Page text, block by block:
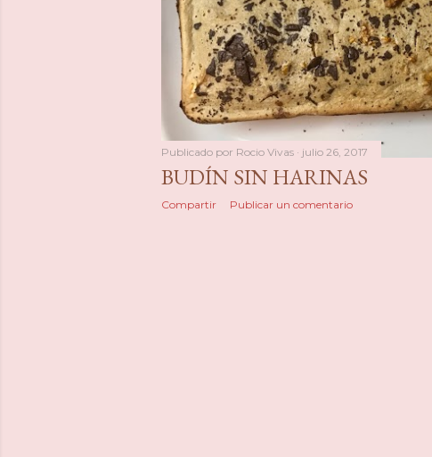
s
Publicado por Rocio Vivas julio 26, 2017
BUDÍN SIN HARINAS
Compartir Publicar un comentario